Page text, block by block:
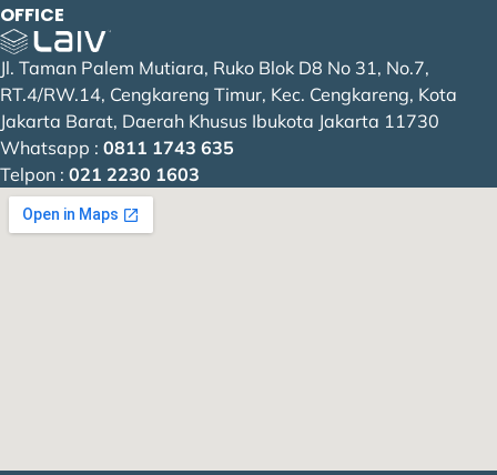
OFFICE
Jl. Taman Palem Mutiara, Ruko Blok D8 No 31, No.7,
RT.4/RW.14, Cengkareng Timur, Kec. Cengkareng, Kota
Jakarta Barat, Daerah Khusus Ibukota Jakarta 11730
Whatsapp : 0811 1743 635
Telpon : 021 2230 1603